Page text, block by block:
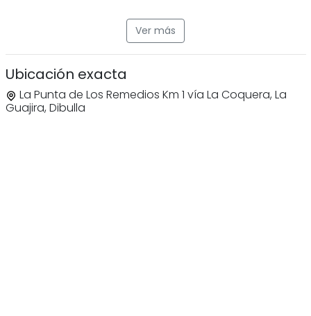
Ver más
Ubicación exacta
La Punta de Los Remedios Km 1 vía La Coquera, La
Guajira, Dibulla